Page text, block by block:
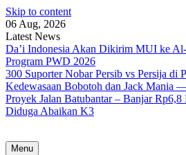
Skip to content
06 Aug, 2026
Latest News
Da’i Indonesia Akan Dikirim MUI ke
Program PWD 2026
300 Suporter Nobar Persib vs Persija di
Kedewasaan Bobotoh dan Jack Mania
Proyek Jalan Batubantar – Banjar
Diduga Abaikan K3
Menu